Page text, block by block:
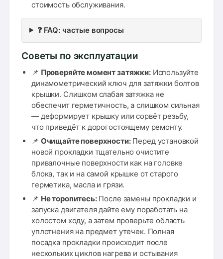
стоимость обслуживания.
❓ FAQ: частые вопросы
Советы по эксплуатации
📌 Проверяйте момент затяжки:Используйте
динамометрический ключ для затяжки болтов
крышки. Слишком слабая затяжка не
обеспечит герметичность, а слишком сильная
— деформирует крышку или сорвёт резьбу,
что приведёт к дорогостоящему ремонту.
📌 Очищайте поверхности:Перед установкой
новой прокладки тщательно очистите
привалочные поверхности как на головке
блока, так и на самой крышке от старого
герметика, масла и грязи.
📌 Не торопитесь:После замены прокладки и
запуска двигателя дайте ему поработать на
холостом ходу, а затем проверьте область
уплотнения на предмет утечек. Полная
посадка прокладки происходит после
нескольких циклов нагрева и остывания